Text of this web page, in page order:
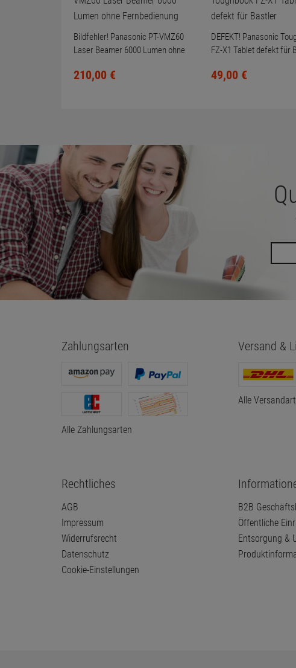
Bildfehler! Panasonic PT-VMZ60
Laser Beamer 6000 Lumen ohne
210,00 €
DEFEKT! Panasonic
FZ-X1 Tablet defekt für
49,00 €
Zahlungsarten
Alle Zahlungsarten
Versand &
Alle
Rechtliches
AGB
Impressum
Widerrufsrecht
Datenschutz
Cookie-Einstellungen
B2B
Öffentliche
Entsorgung &